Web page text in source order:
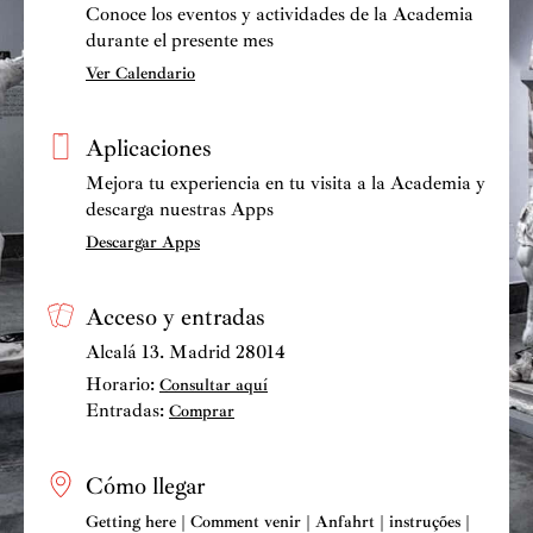
Conoce los eventos y actividades de la Academia
durante el presente mes
Ver Calendario
Aplicaciones
Mejora tu experiencia en tu visita a la Academia y
descarga nuestras Apps
Descargar Apps
Acceso y entradas
Alcalá 13. Madrid 28014
Horario: Consultar aquí
Entradas: Comprar
Cómo llegar
Getting here | Comment venir | Anfahrt | instruções |